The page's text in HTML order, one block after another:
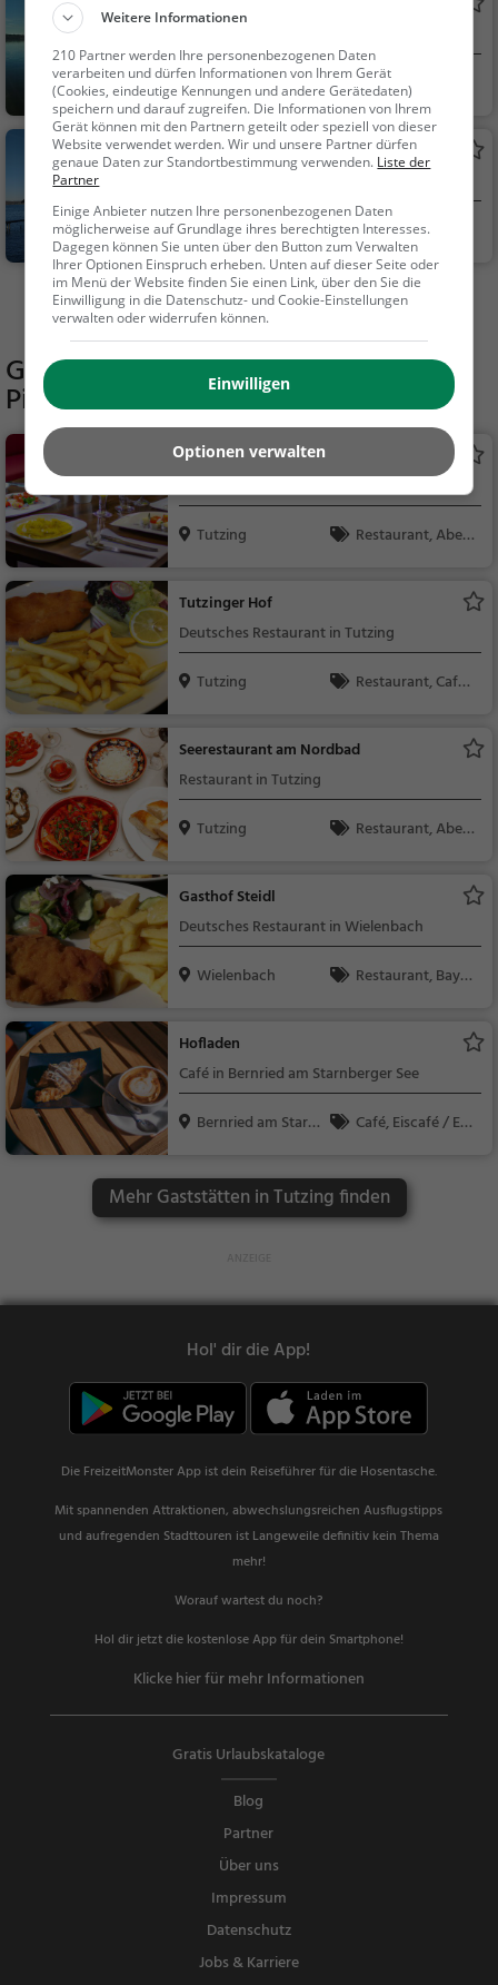
Starnberg
Familie & Kinder,
Natur, See
Badestrand Feldafing
Feldafing
Familie & Kinder,
Natur
Mehr Aktivitäten in Tutzing finden
Gaststätten in der Nähe von
Picknickplatz Tutzing
Museumsschiff Tutzing mit Café und
Bistro
Tutzing
Restaurant, Aben
Tutzinger Hof
Deutsches Restaurant in Tutzing
Tutzing
Restaurant, Café,
gessen, Abendessen,
waren
Seerestaurant am Nordbad
Restaurant in Tutzing
Tutzing
Restaurant, Aben
Gasthof Steidl
Deutsches Restaurant in Wielenbach
Wielenbach
Restaurant, Bayer
Hofladen
Café in Bernried am Starnberger See
Bernried am Starn
Café, Eiscafé / Eis
n, Frühstück, Gebäck
/ Teigwaren, Eisdiele
Mehr Gaststätten in Tutzing finden
Hol' dir die App!
Die FreizeitMonster App ist dein Reiseführer für die Hosentasche.
Mit spannenden Attraktionen, abwechslungsreichen Ausflugstipps
und aufregenden Stadttouren ist Langeweile definitiv kein Thema
mehr!
Worauf wartest du noch?
Hol dir jetzt die kostenlose App für dein Smartphone!
Klicke hier für mehr Informationen
Gratis Urlaubskataloge
Blog
Partner
Über uns
Impressum
Datenschutz
Jobs & Karriere
Weitere Informationen
210 Partner werden Ihre personenbezogenen Daten
verarbeiten und dürfen Informationen von Ihrem Gerät
(Cookies, eindeutige Kennungen und andere Gerätedaten)
speichern und darauf zugreifen. Die Informationen von Ihrem
Gerät können mit den Partnern geteilt oder speziell von dieser
Website verwendet werden. Wir und unsere Partner dürfen
genaue Daten zur Standortbestimmung verwenden. Liste der
Partner
Einige Anbieter nutzen Ihre personenbezogenen Daten
möglicherweise auf Grundlage ihres berechtigten Interesses.
Dagegen können Sie unten über den Button zum Verwalten
Ihrer Optionen Einspruch erheben. Unten auf dieser Seite oder
im Menü der Website finden Sie einen Link, über den Sie die
Einwilligung in die Datenschutz- und Cookie-Einstellungen
verwalten oder widerrufen können.
Einwilligen
Optionen verwalten